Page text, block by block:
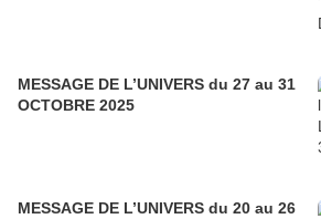
MESSAGE DE L’UNIVERS du 27 au 31
OCTOBRE 2025
MESSAGE DE L’UNIVERS du 20 au 26